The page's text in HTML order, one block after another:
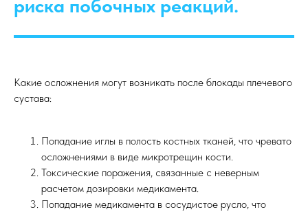
риска побочных реакций.
Какие осложнения могут возникать после блокады плечевого
сустава:
Попадание иглы в полость костных тканей, что чревато
осложнениями в виде микротрещин кости.
Токсические поражения, связанные с неверным
расчетом дозировки медикамента.
Попадание медикамента в сосудистое русло, что